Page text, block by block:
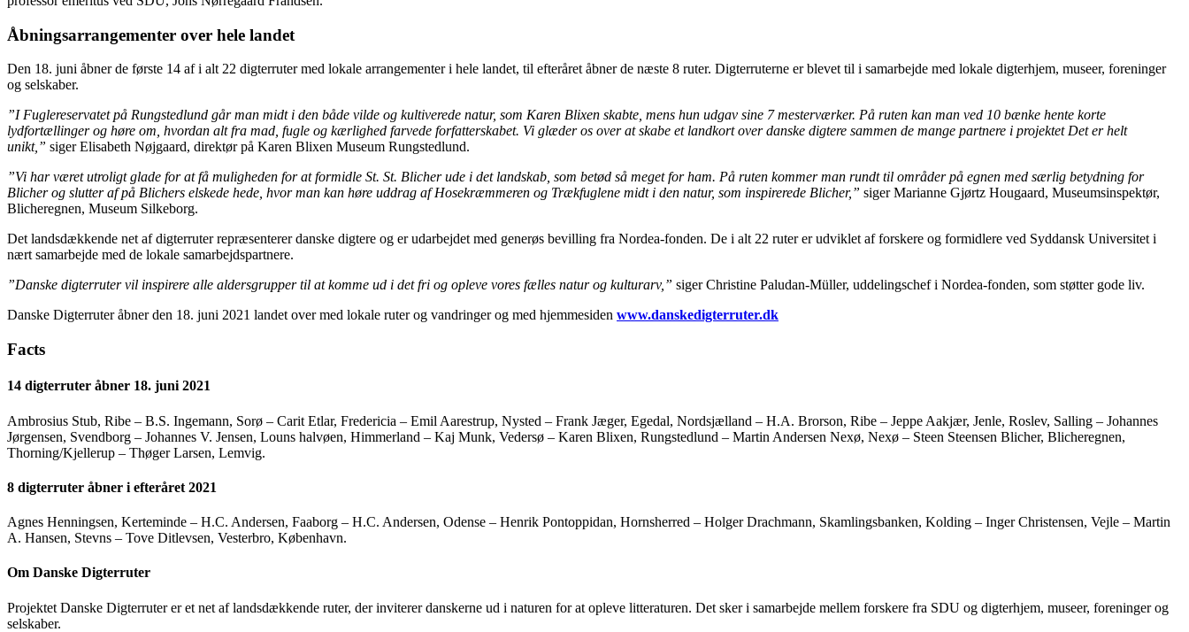
Åbningsarrangementer over hele landet
Den 18. juni åbner de første 14 af i alt 22 digterruter med lokale arrangementer i hele landet, til efteråret åbner de næste 8 ruter. Digterruterne er blevet til i samarbejde med lokale digterhjem, museer, foreninger
og selskaber.
”I Fuglereservatet på Rungstedlund går man midt i den både vilde og kultiverede natur, som Karen Blixen skabte, mens hun udgav sine 7 mesterværker. På ruten kan man ved 10 bænke hente korte
lydfortællinger og høre om, hvordan alt fra mad, fugle og kærlighed farvede forfatterskabet. Vi glæder os over at skabe et landkort over danske digtere sammen de mange partnere i projektet Det er helt
unikt,” siger Elisabeth Nøjgaard, direktør på Karen Blixen Museum Rungstedlund.
”Vi har været utroligt glade for at få muligheden for at formidle St. St. Blicher ude i det landskab, som betød så meget for ham. På ruten kommer man rundt til områder på egnen med særlig betydning for
Blicher og slutter af på Blichers elskede hede, hvor man kan høre uddrag af Hosekræmmeren og Trækfuglene midt i den natur, som inspirerede Blicher,” siger Marianne Gjørtz Hougaard, Museumsinspektør,
Blicheregnen, Museum Silkeborg.
Det landsdækkende net af digterruter repræsenterer danske digtere og er udarbejdet med generøs bevilling fra Nordea-fonden. De i alt 22 ruter er udviklet af forskere og formidlere ved Syddansk Universitet i
nært samarbejde med de lokale samarbejdspartnere.
”Danske digterruter vil inspirere alle aldersgrupper til at komme ud i det fri og opleve vores fælles natur og kulturarv,” siger Christine Paludan-Müller, uddelingschef i Nordea-fonden, som støtter gode liv.
Danske Digterruter åbner den 18. juni 2021 landet over med lokale ruter og vandringer og med hjemmesiden www.danskedigterruter.dk
Facts
14 digterruter åbner 18. juni 2021
Ambrosius Stub, Ribe – B.S. Ingemann, Sorø – Carit Etlar, Fredericia – Emil Aarestrup, Nysted – Frank Jæger, Egedal, Nordsjælland – H.A. Brorson, Ribe – Jeppe Aakjær, Jenle, Roslev, Salling – Johannes
Jørgensen, Svendborg – Johannes V. Jensen, Louns halvøen, Himmerland – Kaj Munk, Vedersø – Karen Blixen, Rungstedlund – Martin Andersen Nexø, Nexø – Steen Steensen Blicher, Blicheregnen,
Thorning/Kjellerup – Thøger Larsen, Lemvig.
8 digterruter åbner i efteråret 2021
Agnes Henningsen, Kerteminde – H.C. Andersen, Faaborg – H.C. Andersen, Odense – Henrik Pontoppidan, Hornsherred – Holger Drachmann, Skamlingsbanken, Kolding – Inger Christensen, Vejle – Martin
A. Hansen, Stevns – Tove Ditlevsen, Vesterbro, København.
Om Danske Digterruter
Projektet Danske Digterruter er et net af landsdækkende ruter, der inviterer danskerne ud i naturen for at opleve litteraturen. Det sker i samarbejde mellem forskere fra SDU og digterhjem, museer, foreninger og
selskaber.